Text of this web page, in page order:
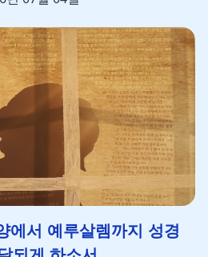
에서 예루살렘까지 성경